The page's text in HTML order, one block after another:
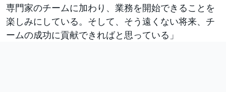
専門家のチームに加わり、業務を開始できることを
楽しみにしている。そして、そう遠くない将来、チ
ームの成功に貢献できればと思っている」